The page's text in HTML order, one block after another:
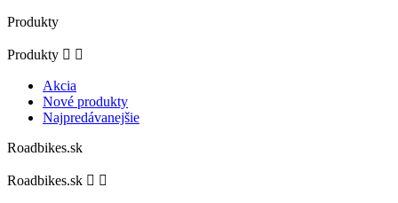
Produkty
Produkty  
Akcia
Nové produkty
Najpredávanejšie
Roadbikes.sk
Roadbikes.sk  